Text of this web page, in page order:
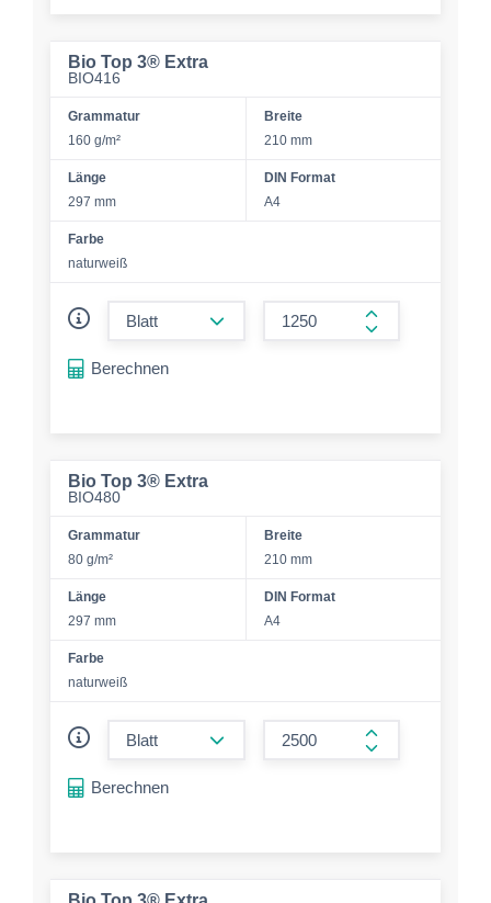
Bio Top 3® Extra
BIO416
Grammatur
160 g/m²
Breite
210 mm
Länge
297 mm
DIN Format
A4
Farbe
naturweiß
form.increase-
Berechnen
Bio Top 3® Extra
BIO480
Grammatur
80 g/m²
Breite
210 mm
Länge
297 mm
DIN Format
A4
Farbe
naturweiß
form.increase-
Berechnen